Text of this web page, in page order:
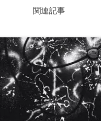
関連記事